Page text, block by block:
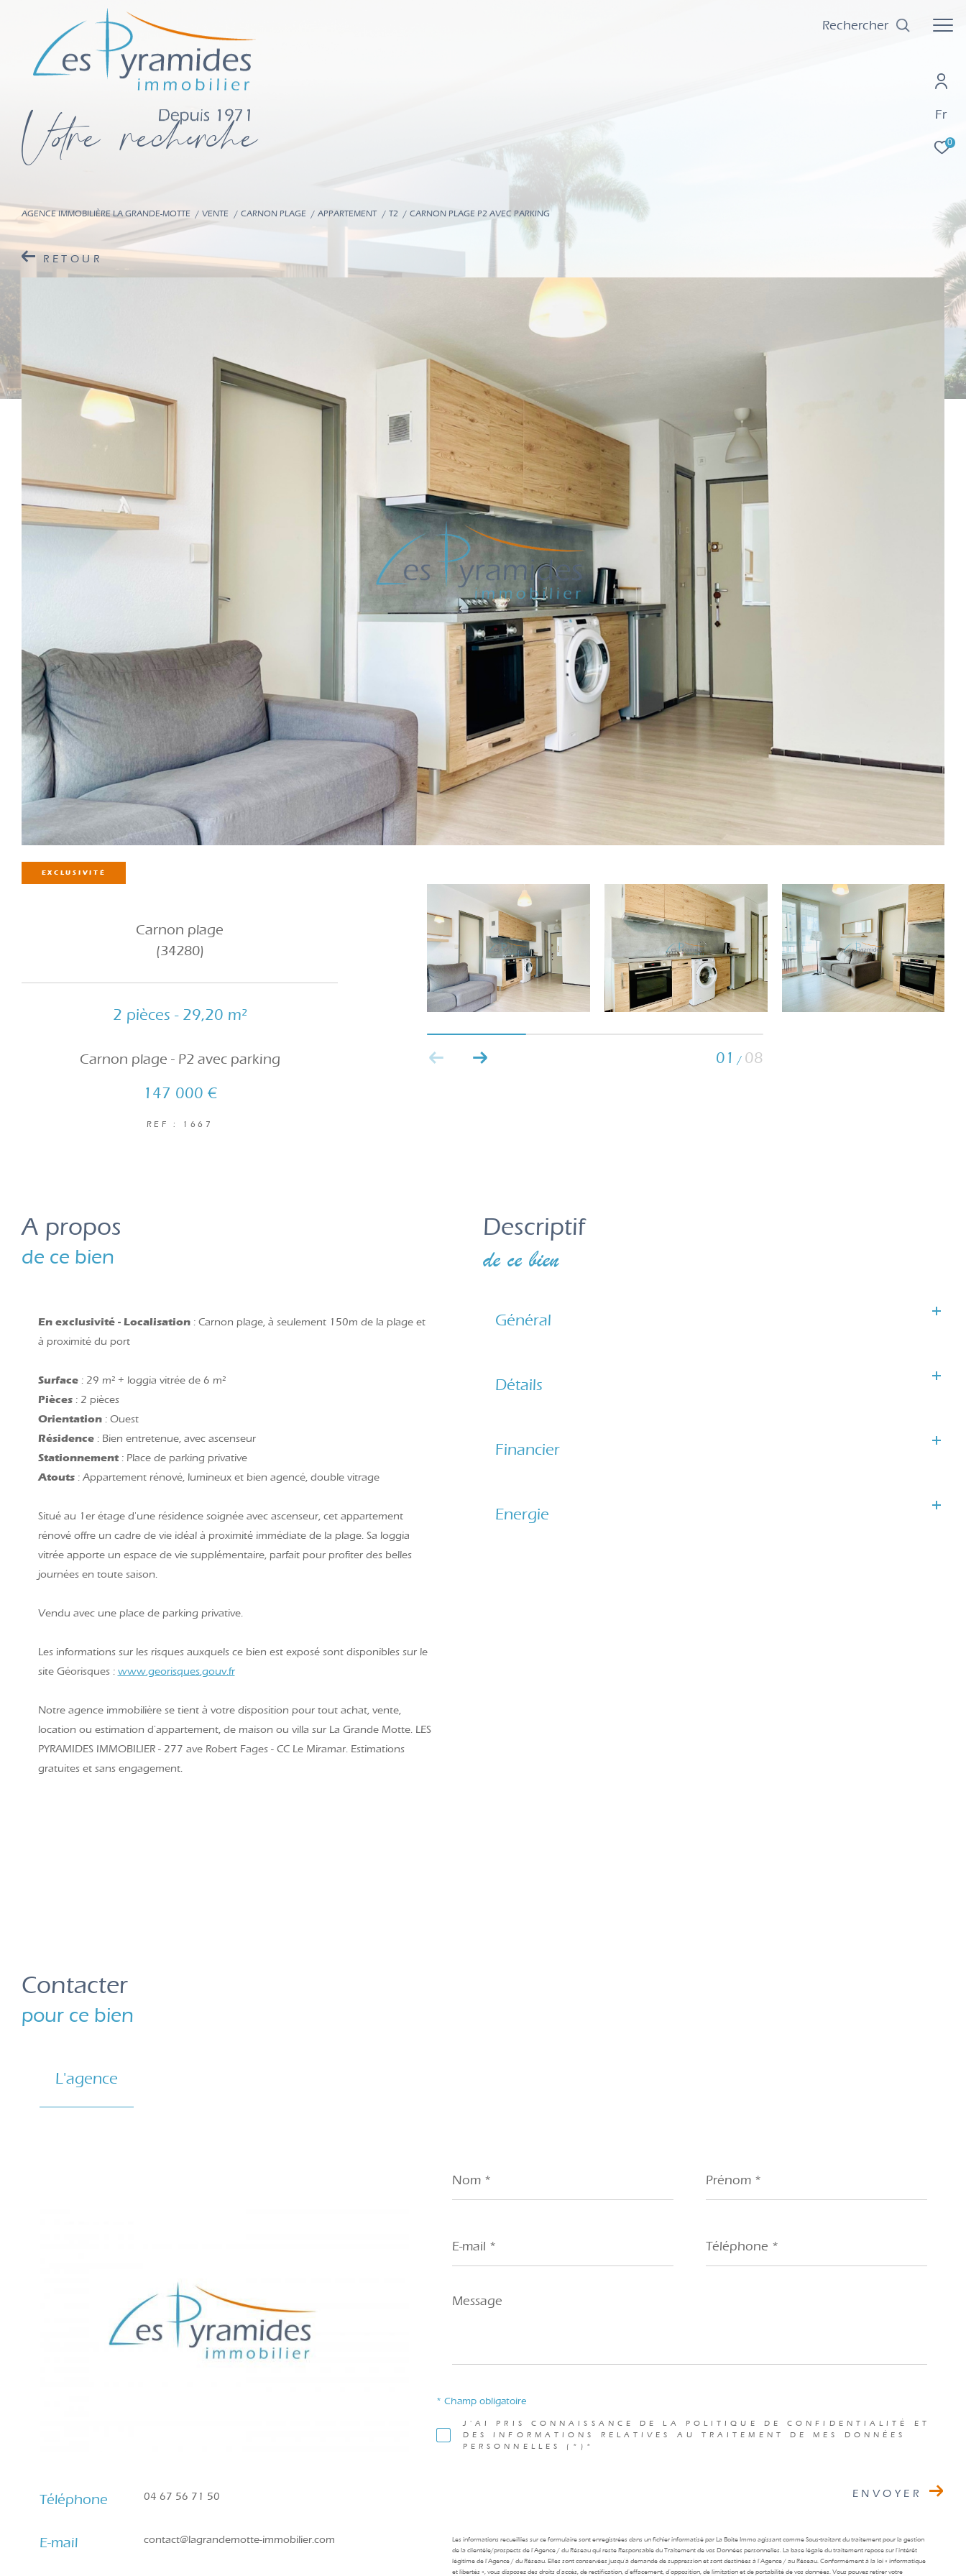
Fr
0
Rechercher
Vore recece
AGENCE IMMOBILIÈRE LA GRANDE-MOTTE VENTE CARNON PLAGE APPARTEMENT T2 CARNON PLAGE P2 AVEC PARKING
RETOUR
EXCLUSIVITÉ
01 / 08
Carnon plage
(34280)
2 pièces - 29,20 m²
Carnon plage - P2 avec parking
147 000 €
REF : 1667
a propos
de ce bien
En exclusivité - Localisation: Carnon plage, à seulement 150m de la plage et
à proximité du port
Surface: 29 m² + loggia vitrée de 6 m²
Pièces: 2 pièces
Orientation: Ouest
Résidence: Bien entretenue, avec ascenseur
Stationnement: Place de parking privative
Atouts: Appartement rénové, lumineux et bien agencé, double vitrage
Situé au 1er étage d'une résidence soignée avec ascenseur, cet appartement
rénové offre un cadre de vie idéal à proximité immédiate de la plage. Sa loggia
vitrée apporte un espace de vie supplémentaire, parfait pour profiter des belles
journées en toute saison.
Vendu avec une place de parking privative.
Les informations sur les risques auxquels ce bien est exposé sont disponibles sur le
site Géorisques : www.georisques.gouv.fr
Notre agence immobilière se tient à votre disposition pour tout achat, vente,
location ou estimation d'appartement, de maison ou villa sur La Grande Motte. LES
PYRAMIDES IMMOBILIER - 277 ave Robert Fages - CC Le Miramar. Estimations
gratuites et sans engagement.
descriptif
de ce bien
Général
Détails
Financier
Energie
Contacter
pour ce bien
L'agence
Téléphone 04 67 56 71 50
E-mail contact@lagrandemotte-immobilier.com
*
*
mail
*
*
Message
*
J'AI PRIS CONNAISSANCE DE LA POLITIQUE DE CONFIDENTIALITÉ ET
DES INFORMATIONS RELATIVES AU TRAITEMENT DE MES DONNÉES
PERSONNELLES (*)*
* Champ obligatoire
ENVOYER
Les informations recueillies sur ce formulaire sont enregistrées dans un fichier informatisé par La Boite Immo agissant comme Sous-traitant du traitement pour la gestion
de la clientèle/prospects de l'Agence / du Réseau qui reste Responsable du Traitement de vos Données personnelles. La base légale du traitement repose sur l'intérêt
légitime de l'Agence / du Réseau. Elles sont conservées jusqu'à demande de suppression et sont destinées à l'Agence / au Réseau. Conformément à la loi « informatique
et libertés », vous disposez des droits d’accès, de rectification, d’effacement, d’opposition, de limitation et de portabilité de vos données. Vous pouvez retirer votre